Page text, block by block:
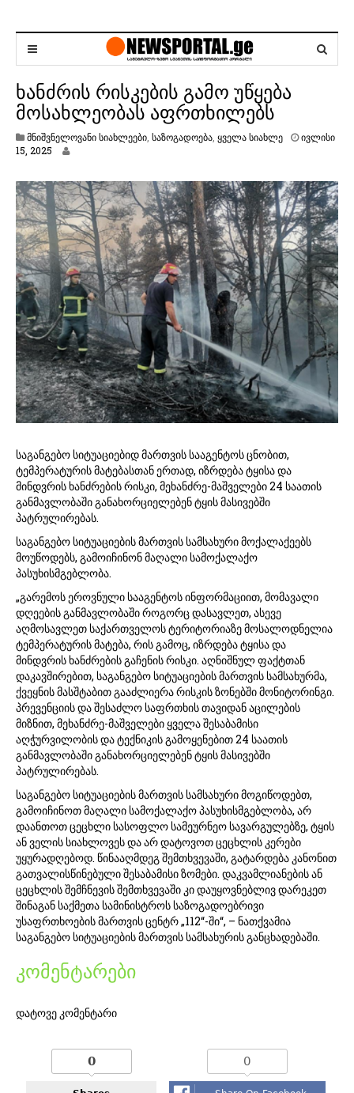
ხანძრის რისკების გამო უწყება
მოსახლეობას აფრთხილებს
მნიშვნელოვანი სიახლეები საზოგადოება ყველა სიახლე
ივლისი
15, 2025
ი
ს
ი
2
5
საგანგებო სიტუაციებიდ მართვის სააგენტოს ცნობით,
ტემპერატურის მატებასთან ერთად, იზრდება ტყისა და
მინდვრის ხანძრების რისკი, მეხანძრე-მაშველები 24 საათის
განმავლობაში განახორციელებენ ტყის მასივებში
პატრულირებას.
საგანგებო სიტუაციების მართვის სამსახური მოქალაქეებს
მოუწოდებს, გამოიჩინონ მაღალი სამოქალაქო
პასუხისმგებლობა.
„გარემოს ეროვნული სააგენტოს ინფორმაციით, მომავალი
დღეების განმავლობაში როგორც დასავლეთ, ასევე
აღმოსავლეთ საქართველოს ტერიტორიაზე მოსალოდნელია
ტემპერატურის მატება, რის გამოც, იზრდება ტყისა და
მინდვრის ხანძრების გაჩენის რისკი. აღნიშნულ ფაქტთან
დაკავშირებით, საგანგებო სიტუაციების მართვის სამსახურმა,
ქვეყნის მასშტაბით გააძლიერა რისკის ზონებში მონიტორინგი.
პრევენციის და შესაძლო საფრთხის თავიდან აცილების
მიზნით, მეხანძრე-მაშველები ყველა შესაბამისი
აღჭურვილობის და ტექნიკის გამოყენებით 24 საათის
განმავლობაში განახორციელებენ ტყის მასივებში
პატრულირებას.
საგანგებო სიტუაციების მართვის სამსახური მოგიწოდებთ,
გამოიჩინოთ მაღალი სამოქალაქო პასუხისმგებლობა, არ
დაანთოთ ცეცხლი სასოფლო სამეურნეო სავარგულებზე, ტყის
ან ველის სიახლოვეს და არ დატოვოთ ცეცხლის კერები
უყურადღებოდ. წინააღმდეგ შემთხვევაში, გატარდება კანონით
გათვალისწინებული შესაბამისი ზომები. დაკვამლიანების ან
ცეცხლის შემჩნევის შემთხვევაში კი დაუყოვნებლივ დარეკეთ
შინაგან საქმეთა სამინისტროს საზოგადოებრივი
უსაფრთხოების მართვის ცენტრ „112“-ში“, – ნათქვამია
საგანგებო სიტუაციების მართვის სამსახურის განცხადებაში.
კომენტარები
დატოვე კომენტარი
0 0